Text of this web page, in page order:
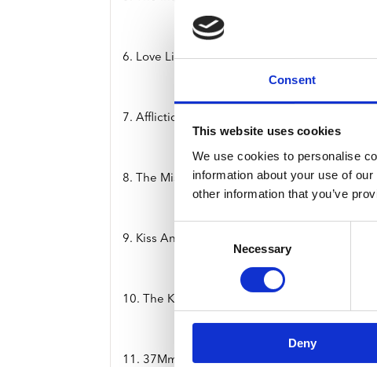
Consent
This website uses cookies
We use cookies to personalise
information about your use of
other information that you’ve
Necessary
Deny
6. Love Like Winter
7. Affliction
8. The Missing Frame
9. Kiss And Control
10. The Killing Lights
11. 37Mm